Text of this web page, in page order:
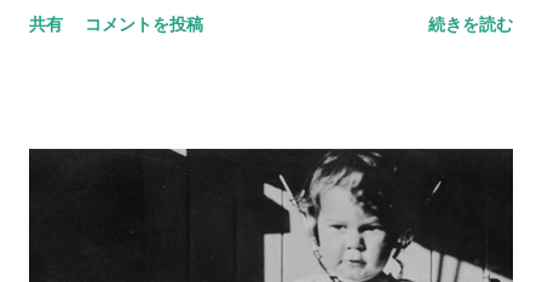
ナナ、ぶどう、みかん、イチゴ、キウイが入っています。5種類
共有 コメントを投稿 続きを読む